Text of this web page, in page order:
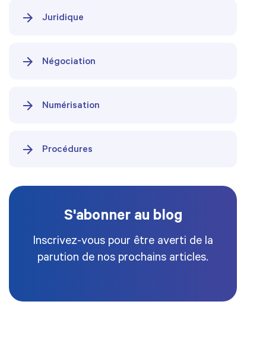
Juridique
Négociation
Numérisation
Procédures
S'abonner au blog
Inscrivez-vous pour être averti de la
parution de nos prochains articles.